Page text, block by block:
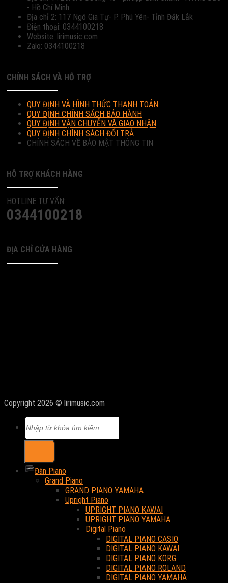
- Hồ Chí Minh.
Địa chỉ 2: 117 Ngô Gia Tự- P. Phú Yên- Tỉnh Đắk Lắk
Điện thoại: 0344100218
Website: lirimusic.com
Zalo: 0344100218
CHÍNH SÁCH VÀ HỖ TRỢ
QUY ĐỊNH VÀ HÌNH THỨC THANH TOÁN
QUY ĐỊNH CHÍNH SÁCH BẢO HÀNH
QUY ĐỊNH VẬN CHUYỄN VÀ GIAO NHẬN
QUY ĐỊNH CHÍNH SÁCH ĐỔI TRẢ
CHÍNH SÁCH VỀ BẢO MẬT THÔNG TIN
HỖ TRỢ KHÁCH HÀNG
HOTLINE TƯ VẤN:
0344100218
ĐỊA CHỈ CỬA HÀNG
Copyright 2026 © lirimusic.com
Tìm
kiếm:
Đàn Piano
Grand Piano
GRAND PIANO YAMAHA
Upright Piano
UPRIGHT PIANO KAWAI
UPRIGHT PIANO YAMAHA
Digital Piano
DIGITAL PIANO CASIO
DIGITAL PIANO KAWAI
DIGITAL PIANO KORG
DIGITAL PIANO ROLAND
DIGITAL PIANO YAMAHA